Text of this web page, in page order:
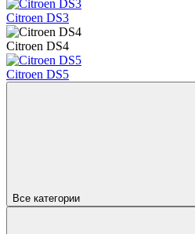
Citroen DS3
Citroen DS4
Citroen DS5
Все категории